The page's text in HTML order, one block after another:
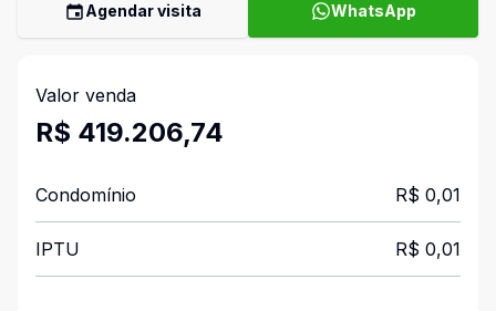
Agendar visita WhatsApp
Valor venda
R$ 419.206,74
Condomínio R$ 0,01
IPTU R$ 0,01